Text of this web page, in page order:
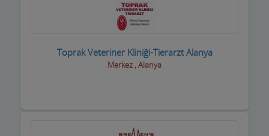
Otobüs Firmaları
Otomotiv Bayileri
Toprak Veteriner Kliniği-Tierarzt Alanya
Merkez , Alanya